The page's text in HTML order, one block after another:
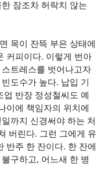
잠조차 허락치 않는
목이 잔뜩 부은 상태에
커피이다. 이렇게 번아
트레스를 벗어나고자
도수가 높다. 납입 기
반장 정성철씨도 예
이에 책임자의 위치에
까지 신경써야 하는 처
버린다. 그런 그에게 유
반주 한 잔이다. 한 잔에
구하고, 어느새 한 병